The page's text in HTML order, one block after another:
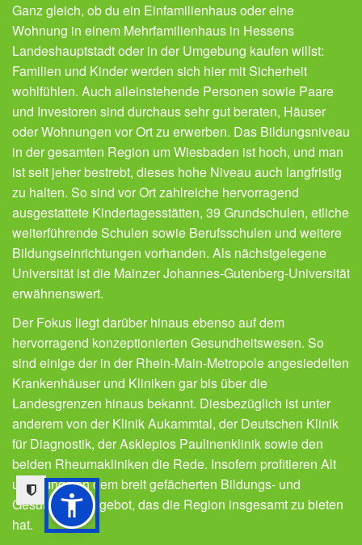
Ganz gleich, ob du ein Einfamilienhaus oder eine
Wohnung in einem Mehrfamilienhaus in Hessens
Landeshauptstadt oder in der Umgebung kaufen willst:
Familien und Kinder werden sich hier mit Sicherheit
wohlfühlen. Auch alleinstehende Personen sowie Paare
und Investoren sind durchaus sehr gut beraten, Häuser
oder Wohnungen vor Ort zu erwerben. Das Bildungsniveau
in der gesamten Region um Wiesbaden ist hoch, und man
ist seit jeher bestrebt, dieses hohe Niveau auch langfristig
zu halten. So sind vor Ort zahlreiche hervorragend
ausgestattete Kindertagesstätten, 39 Grundschulen, etliche
weiterführende Schulen sowie Berufsschulen und weitere
Bildungseinrichtungen vorhanden. Als nächstgelegene
Universität ist die Mainzer Johannes-Gutenberg-Universität
erwähnenswert.
Der Fokus liegt darüber hinaus ebenso auf dem
hervorragend konzeptionierten Gesundheitswesen. So
sind einige der in der Rhein-Main-Metropole angesiedelten
Krankenhäuser und Kliniken gar bis über die
Landesgrenzen hinaus bekannt. Diesbezüglich ist unter
anderem von der Klinik Aukammtal, der Deutschen Klinik
für Diagnostik, der Asklepios Paulinenklinik sowie den
beiden Rheumakliniken die Rede. Insofern profitieren Alt
und Jung von dem breit gefächerten Bildungs- und
Gesundheitsangebot, das die Region insgesamt zu bieten
hat.